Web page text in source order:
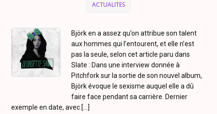
ACTUALITES
Björk en a assez qu’on attribue son talent
aux hommes qui l’entourent, et elle n’est
pas la seule, selon cet article paru dans
Slate : Dans une interview donnée à
Pitchfork sur la sortie de son nouvel album,
Björk évoque le sexisme auquel elle a dû
faire face pendant sa carrière. Dernier
exemple en date, avec […]